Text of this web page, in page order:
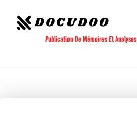
contenu
Publication De Mémoires Et Analyses